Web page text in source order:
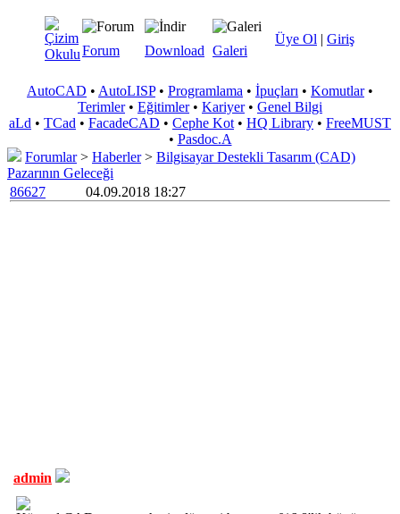
Üye Ol | Giriş
Forum Download Galeri
AutoCAD • AutoLISP• Programlama • İpuçları • Komutlar•
Terimler• Eğitimler• Kariyer• Genel Bilgi
aLd • TCad • FacadeCAD • Cephe Kot • HQ Library • FreeMUST
• Pasdoc.A
Forumlar> Haberler> Bilgisayar Destekli Tasarım (CAD)
Pazarının Geleceği
86627
04.09.2018 18:27
admin